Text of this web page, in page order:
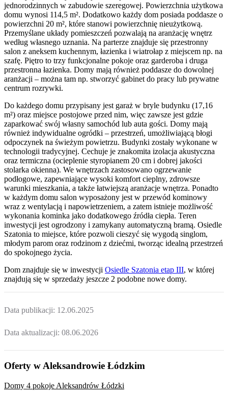
jednorodzinnych w zabudowie szeregowej. Powierzchnia użytkowa
domu wynosi 114,5 m². Dodatkowo każdy dom posiada poddasze o
powierzchni 20 m², które stanowi powierzchnię nieużytkową.
Przemyślane układy pomieszczeń pozwalają na aranżację wnętrz
według własnego uznania. Na parterze znajduje się przestronny
salon z aneksem kuchennym, łazienka i wiatrołap z miejscem np. na
szafę. Piętro to trzy funkcjonalne pokoje oraz garderoba i druga
przestronna łazienka. Domy mają również poddasze do dowolnej
aranżacji – można tam np. stworzyć gabinet do pracy lub prywatne
centrum rozrywki.
Do każdego domu przypisany jest garaż w bryle budynku (17,16
m²) oraz miejsce postojowe przed nim, więc zawsze jest gdzie
zaparkować swój własny samochód lub auta gości. Domy mają
również indywidualne ogródki – przestrzeń, umożliwiającą błogi
odpoczynek na świeżym powietrzu. Budynki zostały wykonane w
technologii tradycyjnej. Cechuje je znakomita izolacja akustyczna
oraz termiczna (ocieplenie styropianem 20 cm i dobrej jakości
stolarka okienna). We wnętrzach zastosowano ogrzewanie
podłogowe, zapewniające wysoki komfort cieplny, zdrowsze
warunki mieszkania, a także łatwiejszą aranżacje wnętrza. Ponadto
w każdym domu salon wyposażony jest w przewód kominowy
wraz z wentylacją i napowietrzeniem, a zatem istnieje możliwość
wykonania kominka jako dodatkowego źródła ciepła. Teren
inwestycji jest ogrodzony i zamykany automatyczną bramą. Osiedle
Szatonia to miejsce, które pozwoli cieszyć się wygodą singlom,
młodym parom oraz rodzinom z dziećmi, tworząc idealną przestrzeń
do spokojnego życia.
Dom znajduje się w inwestycji Osiedle Szatonia etap III, w której
znajdują się w sprzedaży jeszcze 2 podobne nowe domy.
Data publikacji: 12.06.2025
Data aktualizacji: 08.06.2026
Oferty w Aleksandrowie Łódzkim
Domy 4 pokoje Aleksandrów Łódzki